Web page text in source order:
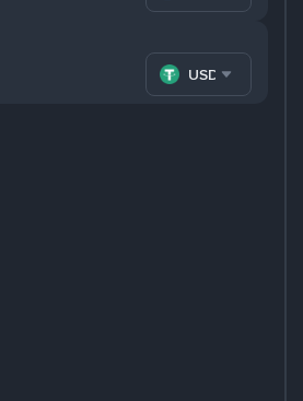
USDT